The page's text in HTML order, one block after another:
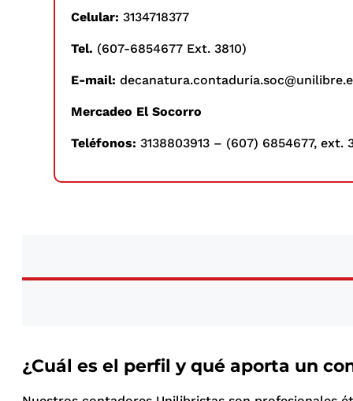
Celular: 3134718377
Tel. (607-6854677 Ext. 3810)
E-mail:
Mercadeo El Socorro
Teléfonos: 3138803913 – (607) 6854677, ext.
¿Cuál es el perfil y qué aporta un